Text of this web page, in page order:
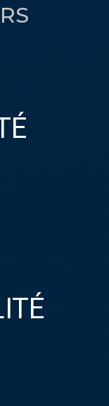
pour répondre à
des chantiers
travail d’équipe !
sur le terrain,